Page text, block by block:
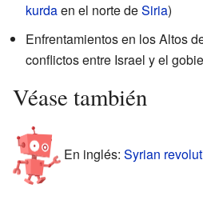
kurdaen el norte deSiria)
Enfrentamientos en los Altos
conflictos entre Israel y el
Véase también
En inglés: Syrian